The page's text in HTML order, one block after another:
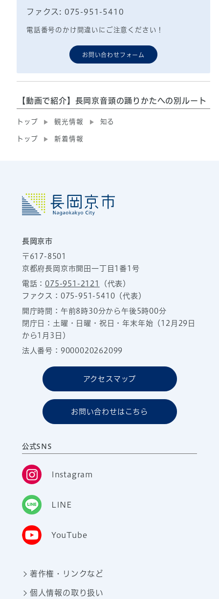
ファクス: 075-951-5410
電話番号のかけ間違いにご注意ください！
お問い合わせフォーム
【動画で紹介】長岡京音頭の踊りかたへの別ルート
トップ 観光情報 知る
トップ 新着情報
長岡京市
〒617-8501
京都府長岡京市開田一丁目1番1号
電話：075-951-2121
（代表）
ファクス：075-951-5410（代表）
開庁時間：午前8時30分から午後5時00分
閉庁日：土曜・日曜・祝日・年末年始（12月29日
から1月3日）
法人番号：9000020262099
アクセスマップ
お問い合わせはこちら
公式SNS
Instagram
LINE
YouTube
著作権・リンクなど
個人情報の取り扱い